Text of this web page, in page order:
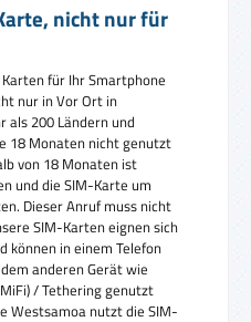
nicht nur für
für Ihr Smartphone
nur in Vor Ort in
als 200 Ländern und
18 Monaten nicht genutzt
von 18 Monaten ist
und die SIM-Karte um
Dieser Anruf muss nicht
SIM-Karten eignen sich
können in einem Telefon
anderen Gerät wie
/ Tethering genutzt
Westsamoa nutzt die SIM-